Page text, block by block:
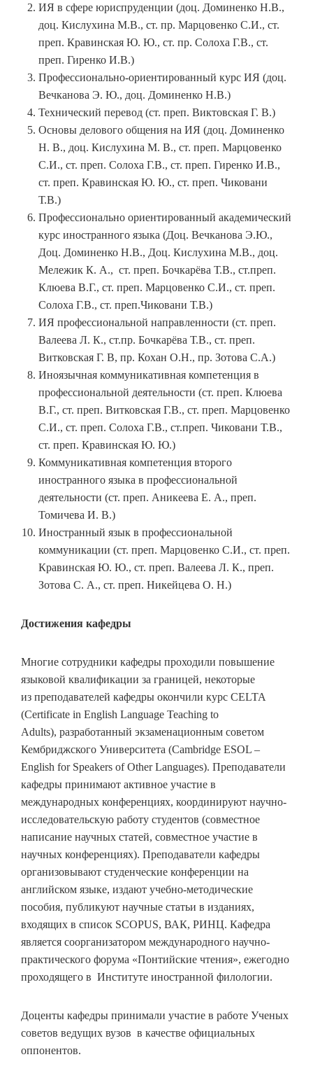
ИЯ в сфере юриспруденции (доц. Доминенко Н.В.,
доц. Кислухина М.В., ст. пр. Марцовенко С.И., ст.
преп. Кравинская Ю. Ю., ст. пр. Солоха Г.В., ст.
преп. Гиренко И.В.)
Профессионально-ориентированный курс ИЯ (доц.
Вечканова Э. Ю., доц. Доминенко Н.В.)
Технический перевод (ст. преп. Виктовская Г. В.)
Основы делового общения на ИЯ (доц. Доминенко
Н. В., доц. Кислухина М. В., ст. преп. Марцовенко
С.И., ст. преп. Солоха Г.В., ст. преп. Гиренко И.В.,
ст. преп. Кравинская Ю. Ю., ст. преп. Чиковани
Т.В.)
Профессионально ориентированный академический
курс иностранного языка (Доц. Вечканова Э.Ю.,
Доц. Доминенко Н.В., Доц. Кислухина М.В., доц.
Мележик К. А., ст. преп. Бочкарёва Т.В., ст.преп.
Клюева В.Г., ст. преп. Марцовенко С.И., ст. преп.
Солоха Г.В., ст. преп.Чиковани Т.В.)
ИЯ профессиональной направленности (ст. преп.
Валеева Л. К., ст.пр. Бочкарёва Т.В., ст. преп.
Витковская Г. В, пр. Кохан О.Н., пр. Зотова С.А.)
Иноязычная коммуникативная компетенция в
профессиональной деятельности (ст. преп. Клюева
В.Г., ст. преп. Витковская Г.В., ст. преп. Марцовенко
С.И., ст. преп. Солоха Г.В., ст.преп. Чиковани Т.В.,
ст. преп. Кравинская Ю. Ю.)
Коммуникативная компетенция второго
иностранного языка в профессиональной
деятельности (ст. преп. Аникеева Е. А., преп.
Томичева И. В.)
Иностранный язык в профессиональной
коммуникации (ст. преп. Марцовенко С.И., ст. преп.
Кравинская Ю. Ю., ст. преп. Валеева Л. К., преп.
Зотова С. А., ст. преп. Никейцева О. Н.)
Достижения кафедры
Многие сотрудники кафедры проходили повышение
языковой квалификации за границей, некоторые
из преподавателей кафедры окончили курс CELTA
(Certificate in English Language Teaching to
Adults), разработанный экзаменационным советом
Кембриджского Университета (Cambridge ESOL –
English for Speakers of Other Languages). Преподаватели
кафедры принимают активное участие в
международных конференциях, координируют научно-
исследовательскую работу студентов (совместное
написание научных статей, совместное участие в
научных конференциях). Преподаватели кафедры
организовывают студенческие конференции на
английском языке, издают учебно-методические
пособия, публикуют научные статьи в изданиях,
входящих в список SCOPUS, ВАК, РИНЦ. Кафедра
является соорганизатором международного научно-
практического форума «Понтийские чтения», ежегодно
проходящего в Институте иностранной филологии.
Доценты кафедры принимали участие в работе Ученых
советов ведущих вузов в качестве официальных
оппонентов.